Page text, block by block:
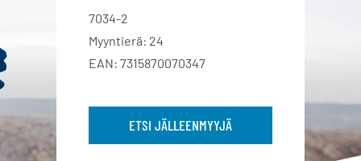
7034-2
Myyntierä: 24
EAN: 7315870070347
ETSI JÄLLEENMYYJÄ